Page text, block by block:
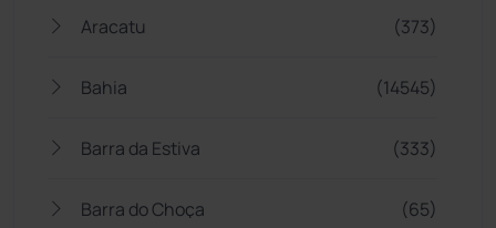
Aracatu (373)
Bahia (14545)
Barra da Estiva (333)
Barra do Choça (65)